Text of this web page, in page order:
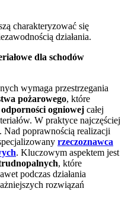
charakteryzować się
działania.
dla schodów
wymaga przestrzegania
pożarowego, które
odporności ogniowej całej
W praktyce najczęściej
. Nad poprawnością realizacji
rzeczoznawca
. Kluczowym aspektem jest
, które
podczas działania
rozwiązań